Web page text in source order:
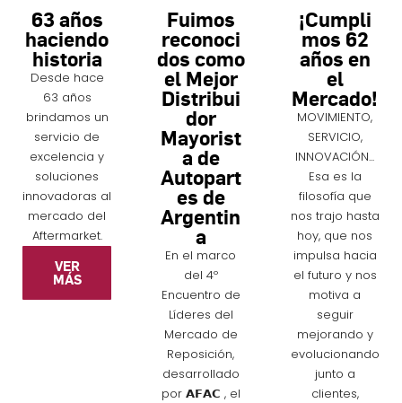
63 años
haciendo
historia
Desde hace
63 años
brindamos un
servicio de
excelencia y
soluciones
innovadoras al
mercado del
Aftermarket.
VER
MÁS
Fuimos
reconoci
dos como
el Mejor
Distribui
dor
Mayorist
a de
Autopart
es de
Argentin
a
En el marco
del 4º
Encuentro de
Líderes del
Mercado de
Reposición,
desarrollado
por 𝗔𝗙𝗔𝗖 , el
¡Cumpli
mos 62
años en
el
Mercado!
MOVIMIENTO,
SERVICIO,
INNOVACIÓN...
Esa es la
filosofía que
nos trajo hasta
hoy, que nos
impulsa hacia
el futuro y nos
motiva a
seguir
mejorando y
evolucionando
junto a
clientes,